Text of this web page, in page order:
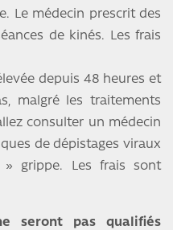
Le médecin prescrit des
de kinés. Les frais
depuis 48 heures et
malgré les traitements
consulter un médecin
de dépistages viraux
grippe. Les frais sont
seront pas qualifiés